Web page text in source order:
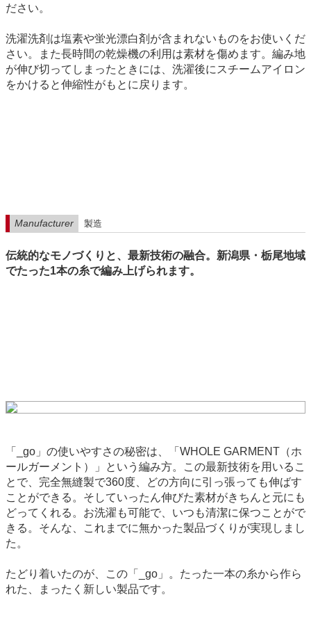
ださい。
洗濯洗剤は塩素や蛍光漂白剤が含まれないものをお使いくだ
さい。また長時間の乾燥機の利用は素材を傷めます。編み地
が伸び切ってしまったときには、洗濯後にスチームアイロン
をかけると伸縮性がもとに戻ります。
Manufacturer 製造
伝統的なモノづくりと、最新技術の融合。新潟県・栃尾地域
でたった1本の糸で編み上げられます。
「_go」の使いやすさの秘密は、「WHOLE GARMENT（ホ
ールガーメント）」という編み方。この最新技術を用いるこ
とで、完全無縫製で360度、どの方向に引っ張っても伸ばす
ことができる。そしていったん伸びた素材がきちんと元にも
どってくれる。お洗濯も可能で、いつも清潔に保つことがで
きる。そんな、これまでに無かった製品づくりが実現しまし
た。
たどり着いたのが、この「_go」。たった一本の糸から作ら
れた、まったく新しい製品です。